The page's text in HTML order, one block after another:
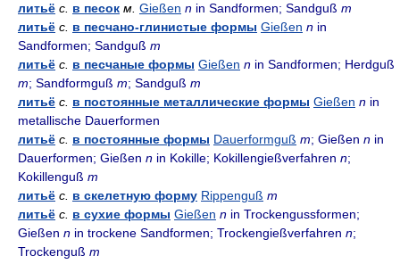
литьё с. в песок м. Gießen n in Sandformen; Sandguß m
литьё с. в песчано-глинистые формы Gießen n in
Sandformen; Sandguß m
литьё с. в песчаные формы Gießen n in Sandformen; Herdguß
m; Sandformguß m; Sandguß m
литьё с. в постоянные металлические формы Gießen n in
metallische Dauerformen
литьё с. в постоянные формы Dauerformguß m; Gießen n in
Dauerformen; Gießen n in Kokille; Kokillengießverfahren n;
Kokillenguß m
литьё с. в скелетную форму Rippenguß m
литьё с. в сухие формы Gießen n in Trockengussformen;
Gießen n in trockene Sandformen; Trockengießverfahren n;
Trockenguß m